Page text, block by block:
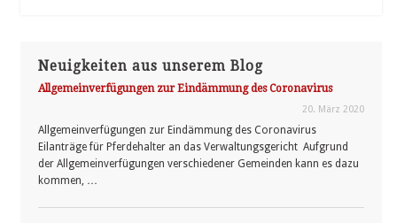
Neuigkeiten aus unserem Blog
Allgemeinverfügungen zur Eindämmung des Coronavirus
20. März 2020
Allgemeinverfügungen zur Eindämmung des Coronavirus
Eilanträge für Pferdehalter an das Verwaltungsgericht Aufgrund
der Allgemeinverfügungen verschiedener Gemeinden kann es dazu
kommen, …